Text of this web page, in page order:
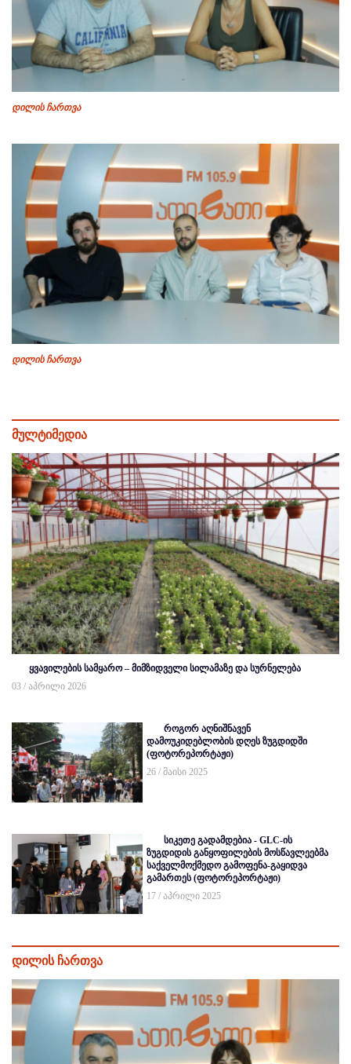
დილის ჩართვა
დილის ჩართვა
მულტიმედია
ყვავილების სამყარო – მიმზიდველი სილამაზე და სურნელება
03 / აპრილი 2026
როგორ აღნიშნავენ
დამოუკიდებლობის დღეს ზუგდიდში
(ფოტორეპორტაჟი)
26 / მაისი 2025
სიკეთე გადამდებია - GLC-ის
ზუგდიდის განყოფილების მოსწავლეებმა
საქველმოქმედო გამოფენა-გაყიდვა
გამართეს (ფოტორეპორტაჟი)
17 / აპრილი 2025
დილის ჩართვა